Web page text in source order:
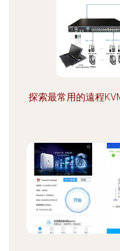
探索最常用的遠程